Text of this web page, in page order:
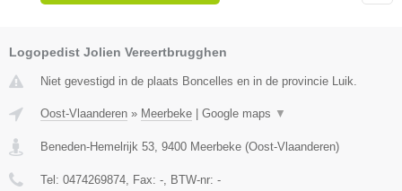
Logopedist Jolien Vereertbrugghen
Niet gevestigd in de plaats Boncelles en in de provincie Luik.
Oost-Vlaanderen » Meerbeke Google maps ▼
Beneden-Hemelrijk 53, 9400 Meerbeke (Oost-Vlaanderen)
Tel: 0474269874, Fax: -, BTW-nr: -